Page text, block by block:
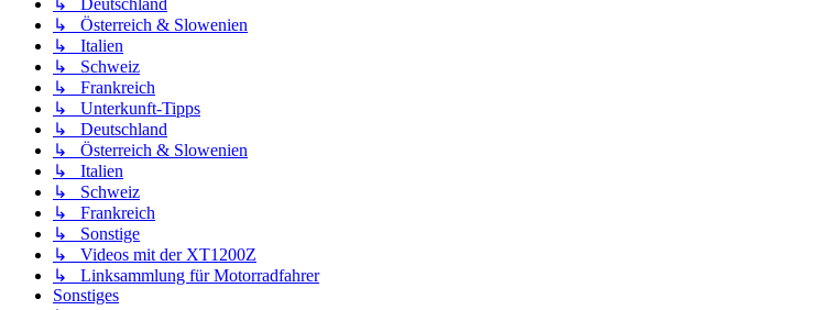
↳ Österreich & Slowenien
↳ Italien
↳ Schweiz
↳ Frankreich
↳ Unterkunft-Tipps
↳ Deutschland
↳ Österreich & Slowenien
↳ Italien
↳ Schweiz
↳ Frankreich
↳ Sonstige
↳ Videos mit der XT1200Z
↳ Linksammlung für Motorradfahrer
Sonstiges